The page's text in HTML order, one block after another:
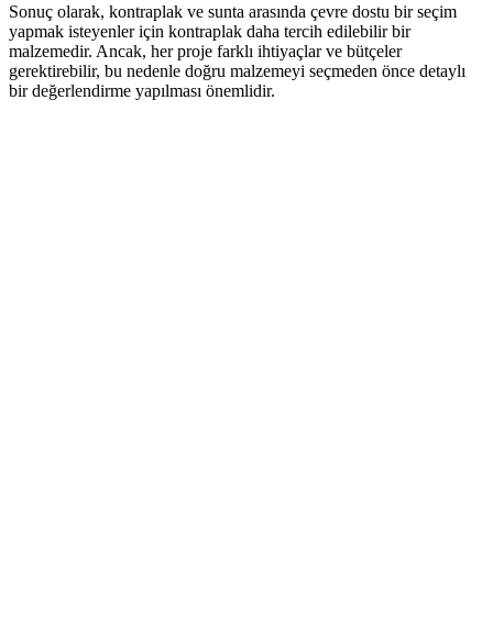
Sonuç olarak, kontraplak ve sunta arasında çevre dostu bir seçim
yapmak isteyenler için kontraplak daha tercih edilebilir bir
malzemedir. Ancak, her proje farklı ihtiyaçlar ve bütçeler
gerektirebilir, bu nedenle doğru malzemeyi seçmeden önce detaylı
bir değerlendirme yapılması önemlidir.